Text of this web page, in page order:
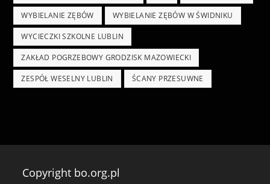
WYBIELANIE ZĘBÓW WYBIELANIE ZĘBÓW W ŚWIDNIKU
WYCIECZKI SZKOLNE LUBLIN
ZAKŁAD POGRZEBOWY GRODZISK MAZOWIECKI
ZESPÓŁ WESELNY LUBLIN ŚCANY PRZESUWNE
Copyright bo.org.pl